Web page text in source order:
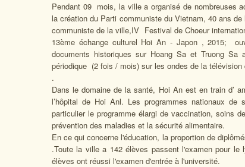
Pendant 09 mois, la ville a organisé de nombreuses
la création du Parti communiste du Vietnam, 40 ans
communiste de la ville,IV Festival de Choeur
13ème échange culturel Hoi An - Japon , 2015;
documents historiques sur Hoang Sa et Truong
périodique (2 fois / mois) sur les ondes de la télévision
.
Dans le domaine de la santé, Hoi An est en train d’
l’hôpital de Hoi Anl. Les programmes nationaux
particulier le programme élargi de vaccination, soins
prévention des maladies et la sécurité alimentaire.
En ce qui concerne l'éducation, la proportion de
.Toute la ville a 142 élèves passent l'examen pour
élèves ont réussi l'examen d'entrée à l'université.